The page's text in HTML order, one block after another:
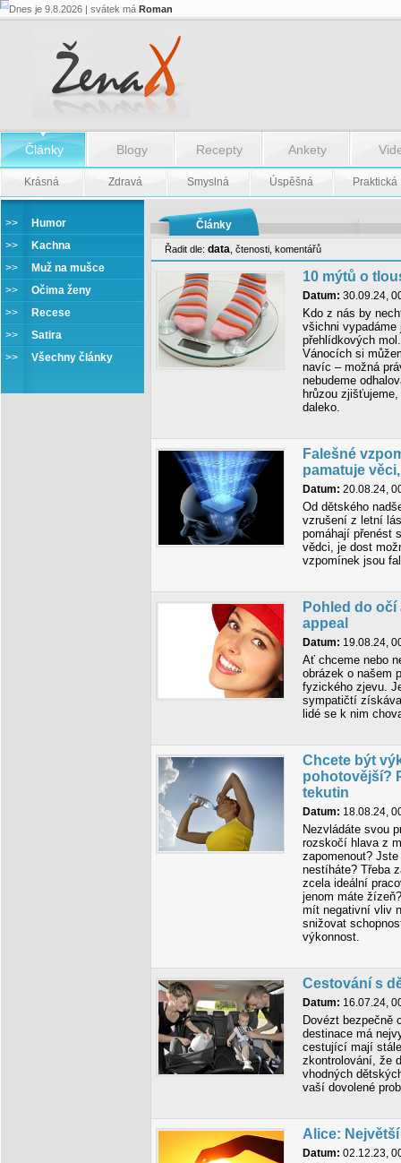
Dnes je 9.8.2026 | svátek má Roman
Články Blogy Recepty Ankety
Krásná Zdravá Smyslná Úspěšná Praktická
>>
Humor
>>
Kachna
>>
Muž na mušce
>>
Očima ženy
>>
Recese
>>
Satira
>> Všechny články
Články
Řadit dle: data čtenosti komentářů
10 mýtů o
Datum: 30.09.24,
Kdo z nás by
všichni vypadáme
přehlídkových
Vánocích si
navíc – možná
nebudeme
hrůzou
daleko.
Falešné
pamatuje
Datum: 20.08.24,
Od dětského
vzrušení z letní
pomáhají přenést
vědci, je dost
vzpomínek jsou
Pohled do
appeal
Datum: 19.08.24,
Ať chceme nebo
obrázek o našem
fyzického zjevu.
sympatičtí
lidé se k nim
Chcete být
pohotovější?
tekutin
Datum: 18.08.24,
Nezvládáte svou
rozskočí hlava z
zapomenout?
nestíháte? Třeba
zcela ideální
jenom máte
mít negativní vliv
snižovat
výkonnost.
Cestování s
Datum: 16.07.24,
Dovézt bezpečně
destinace má
cestující mají
zkontrolování, že
vhodných
vaší dovolené
Alice:
Datum: 02.12.23,